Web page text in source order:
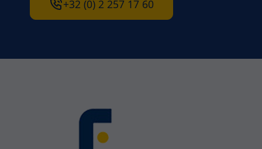
+32 (0) 2 257 17 60